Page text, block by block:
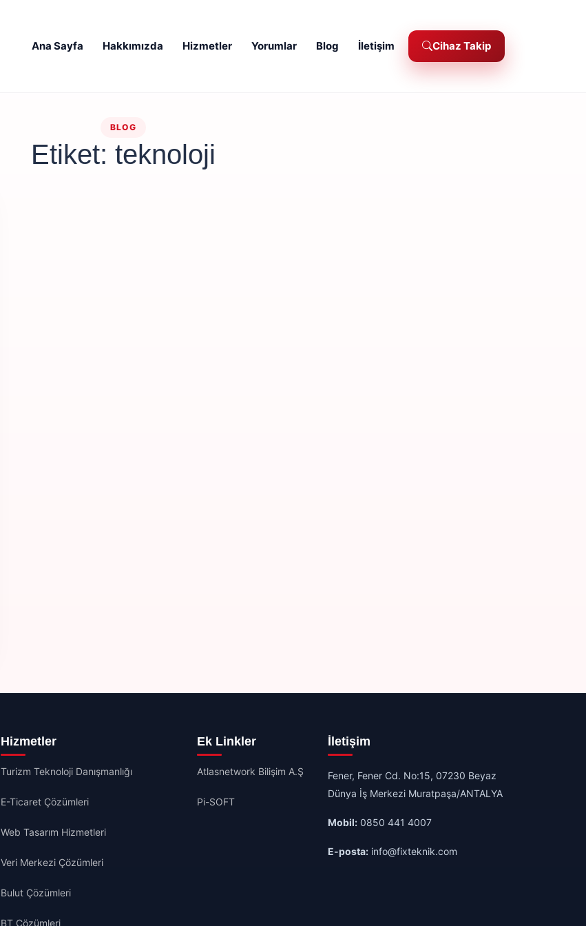
Ana Sayfa Hakkımızda Hizmetler Yorumlar Blog İletişim Cihaz Takip
BLOG
Etiket: teknoloji
Hizmetler
Turizm Teknoloji Danışmanlığı
E-Ticaret Çözümleri
Web Tasarım Hizmetleri
Veri Merkezi Çözümleri
Bulut Çözümleri
BT Çözümleri
Ek Linkler
Atlasnetwork Bilişim A.Ş
Pi-SOFT
İletişim
Fener, Fener Cd. No:15, 07230 Beyaz
Dünya İş Merkezi Muratpaşa/ANTALYA
Mobil: 0850 441 4007
E-posta: info@fixteknik.com